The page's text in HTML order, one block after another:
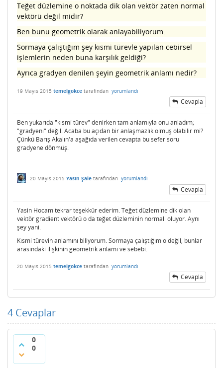
Teğet düzlemine o noktada dik olan vektör zaten normal
vektörü değil midir?
Ben bunu geometrik olarak anlayabiliyorum.
Sormaya çalıştığım şey kısmi türevle yapılan cebirsel
işlemlerin neden buna karşılık geldiği?
Ayrıca gradyen denilen şeyin geometrik anlamı nedir?
19 Mayıs 2015 temelgokce tarafından yorumlandı
Cevapla
Ben yukarıda "kısmî türev" denirken tam anlamıyla onu anladım;
"gradyeni" değil. Acaba bu açıdan bir anlaşmazlık olmuş olabilir mi?
Çünkü Barış Akalın'a aşağıda verilen cevapta bu sefer soru
gradyene dönmüş.
20 Mayıs 2015 Yasin Şale tarafından yorumlandı
Cevapla
Yasin Hocam tekrar teşekkür ederim. Teğet düzlemine dik olan
vektör gradient vektörü o da teğet düzleminin normali oluyor. Aynı
şey yani.
Kısmi türevin anlamını biliyorum. Sormaya çalıştığım o değil, bunlar
arasındaki ilişkinin geometrik anlamı ve sebebi.
20 Mayıs 2015 temelgokce tarafından yorumlandı
Cevapla
4 Cevaplar
0
0